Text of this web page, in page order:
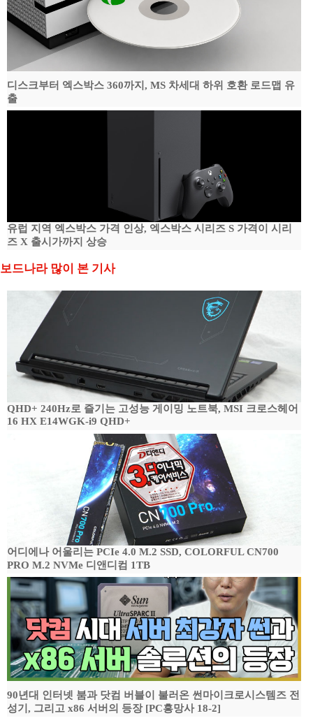
디스크부터 엑스박스 360까지, MS 차세대 하위 호환 로드맵 유
출
유럽 지역 엑스박스 가격 인상, 엑스박스 시리즈 S 가격이 시리
즈 X 출시가까지 상승
보드나라 많이 본 기사
QHD+ 240Hz로 즐기는 고성능 게이밍 노트북, MSI 크로스헤어
16 HX E14WGK-i9 QHD+
어디에나 어울리는 PCIe 4.0 M.2 SSD, COLORFUL CN700
PRO M.2 NVMe 디앤디컴 1TB
90년대 인터넷 붐과 닷컴 버블이 불러온 썬마이크로시스템즈 전
성기, 그리고 x86 서버의 등장 [PC흥망사 18-2]